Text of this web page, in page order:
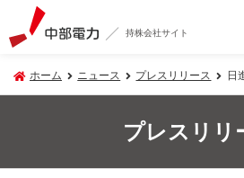
持株会社サイト
ホーム ニュース プレスリリース 日
プレスリリ